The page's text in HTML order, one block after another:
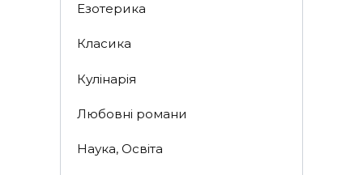
Езотерика
Класика
Кулінарія
Любовні романи
Наука, Освіта